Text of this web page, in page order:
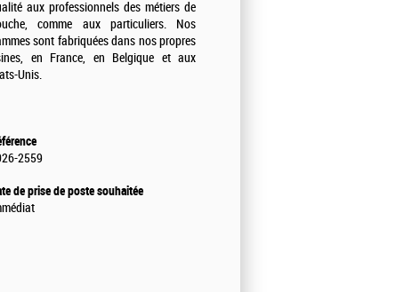
aux professionnels des métiers de
comme aux particuliers. Nos
sont fabriquées dans nos propres
en France, en Belgique et aux
Unis.
2559
de prise de poste souhaitée